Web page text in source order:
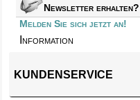
Newsletter erhalten?
Melden Sie sich jetzt an!
Information
KUNDENSERVICE